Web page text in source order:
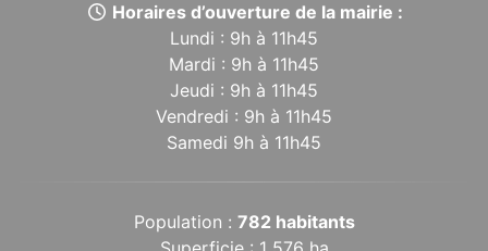
Horaires d’ouverture de la mairie :
Lundi : 9h à 11h45
Mardi : 9h à 11h45
Jeudi : 9h à 11h45
Vendredi : 9h à 11h45
Samedi 9h à 11h45
Population : 782 habitants